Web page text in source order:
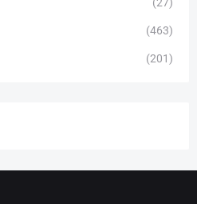
(27)
(463)
(201)